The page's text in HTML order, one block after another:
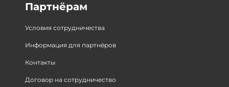
Партнёрам
Условия сотрудничества
Информация для партнёров
Контакты
Договор на сотрудничество